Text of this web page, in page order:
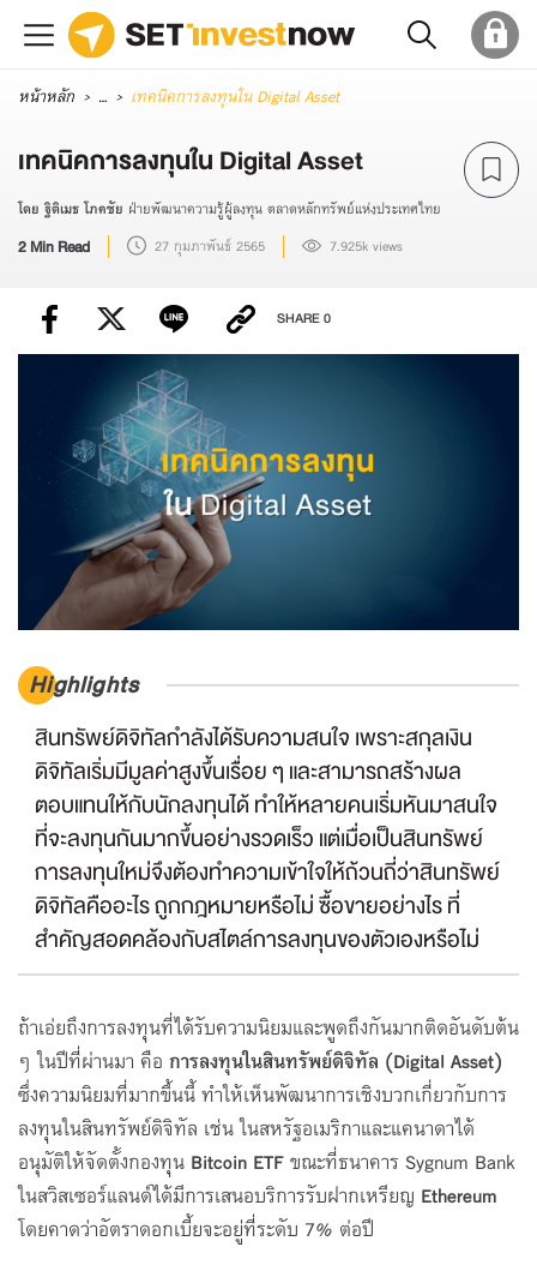
หน้าหลัก ... เทคนิคการลงทุนใน Digital Asset
เทคนิคการลงทุนใน Digital Asset
โดย ฐิติเมธ โภคชัย ฝ่ายพัฒนาความรู้ผู้ลงทุน ตลาดหลักทรัพย์แห่งประเทศไทย
2 Min Read 27 กุมภาพันธ์ 2565 7.925k views
SHARE0
Highlights
สินทรัพย์ดิจิทัลกำลังได้รับความสนใจ เพราะสกุลเงิน
ดิจิทัลเริ่มมีมูลค่าสูงขึ้นเรื่อย ๆ และสามารถสร้างผล
ตอบแทนให้กับนักลงทุนได้ ทำให้หลายคนเริ่มหันมาสนใจ
ที่จะลงทุนกันมากขึ้นอย่างรวดเร็ว แต่เมื่อเป็นสินทรัพย์
การลงทุนใหม่จึงต้องทำความเข้าใจให้ถ้วนถี่ว่าสินทรัพย์
ดิจิทัลคืออะไร ถูกกฎหมายหรือไม่ ซื้อขายอย่างไร ที่
สำคัญสอดคล้องกับสไตล์การลงทุนของตัวเองหรือไม่
ถ้าเอ่ยถึงการลงทุนที่ได้รับความนิยมและพูดถึงกันมากติดอันดับต้น
ๆ ในปีที่ผ่านมา คือ การลงทุนในสินทรัพย์ดิจิทัล (Digital Asset)
ซึ่งความนิยมที่มากขึ้นนี้ ทำให้เห็นพัฒนาการเชิงบวกเกี่ยวกับการ
ลงทุนในสินทรัพย์ดิจิทัล เช่น ในสหรัฐอเมริกาและแคนาดาได้
อนุมัติให้จัดตั้งกองทุน Bitcoin ETFขณะที่ธนาคาร Sygnum Bank
ในสวิสเซอร์แลนด์ได้มีการเสนอบริการรับฝากเหรียญ Ethereum
โดยคาดว่าอัตราดอกเบี้ยจะอยู่ที่ระดับ 7% ต่อปี